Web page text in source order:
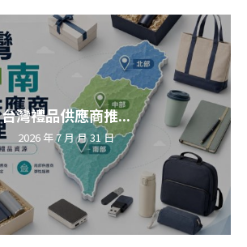
台灣禮品供應商推...
2026 年 7 月 月 31 日